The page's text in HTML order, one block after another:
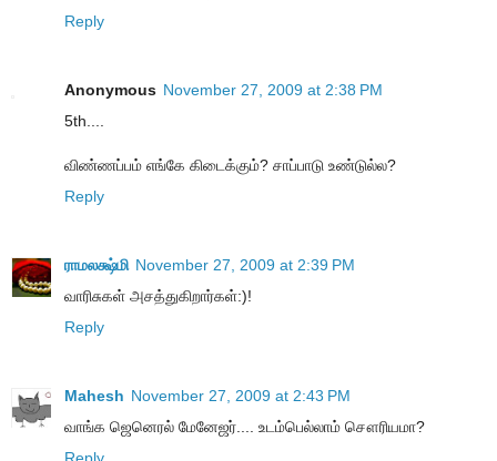
Reply
Anonymous November 27, 2009 at 2:38 PM
5th....
விண்ணப்பம் எங்கே கிடைக்கும்? சாப்பாடு உண்டுல்ல?
Reply
ராமலக்ஷ்மி November 27, 2009 at 2:39 PM
வாரிசுகள் அசத்துகிறார்கள்:)!
Reply
Mahesh November 27, 2009 at 2:43 PM
வாங்க ஜெனெரல் மேனேஜர்.... உடம்பெல்லாம் சௌரியமா?